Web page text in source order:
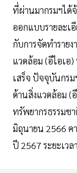
ที่ผ่านมากรมฯได้
ออกแบบรายละเ
กับการจัดทำราย
แวดล้อม (อีไอเอ
เสร็จ ปัจจุบันกรม
ด้านสิ่งแวดล้อม (
ทรัพยากรธรรมช
มิถุนายน 2566 ค
ปี 2567 ระยะเวล